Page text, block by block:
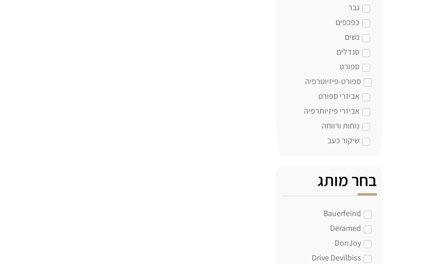
גבר
כפכפים
נשים
סנדלים
ספורט
ספורט-פיזיוטרפיה
אביזרי ספורט
אביזרי פיזיותרפיה
נוחות ורווחה
שיקור כעב
בחר מותג
Bauerfeind
Deramed
DonJoy
Drive Devilbiss